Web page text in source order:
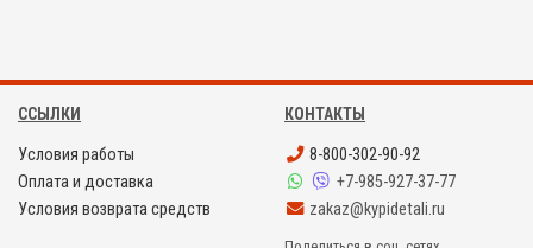
ССЫЛКИ
Условия работы
Оплата и доставка
Условия возврата средств
КОНТАКТЫ
8-800-302-90-92
+7-985-927-37-77
zakaz@kypidetali.ru